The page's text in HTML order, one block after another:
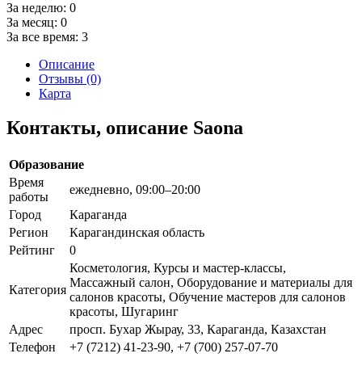
За неделю: 0
За месяц: 0
За все время: 3
Описание
Отзывы (0)
Карта
Контакты, описание Saona
Образование
Время
работы
ежедневно, 09:00–20:00
Город
Караганда
Регион
Карагандинская область
Рейтинг
0
Категория
Косметология, Курсы и мастер-классы,
Массажный салон, Оборудование и материалы для
салонов красоты, Обучение мастеров для салонов
красоты, Шугаринг
Адрес
просп. Бухар Жырау, 33, Караганда, Казахстан
Телефон
+7 (7212) 41-23-90, +7 (700) 257-07-70